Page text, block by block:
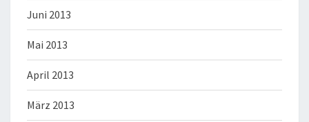
Juni 2013
Mai 2013
April 2013
März 2013